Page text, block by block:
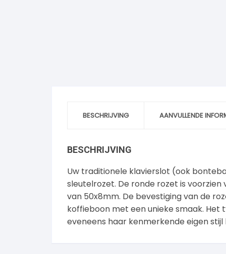
BESCHRIJVING AANVULLENDE
BESCHRIJVING
Uw traditionele klavierslot (ook
sleutelrozet. De ronde rozet is
van 50x8mm. De bevestiging van de
koffieboon met een unieke smaak.
eveneens haar kenmerkende eigen stijl